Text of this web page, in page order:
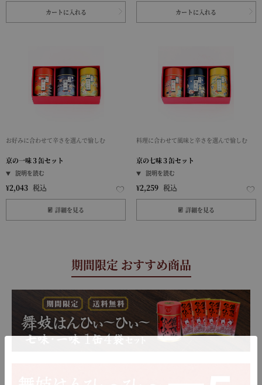
カートに入れる カートに入れる
お好みに合わせて辛さを選んで愉しむ
京の一味３缶セット
¥2,043 税込
詳細を見る
料理に合わせて風味と辛さを選んで愉しむ
京の七味３缶セット
¥2,259 税込
詳細を見る
期間限定 おすすめ商品